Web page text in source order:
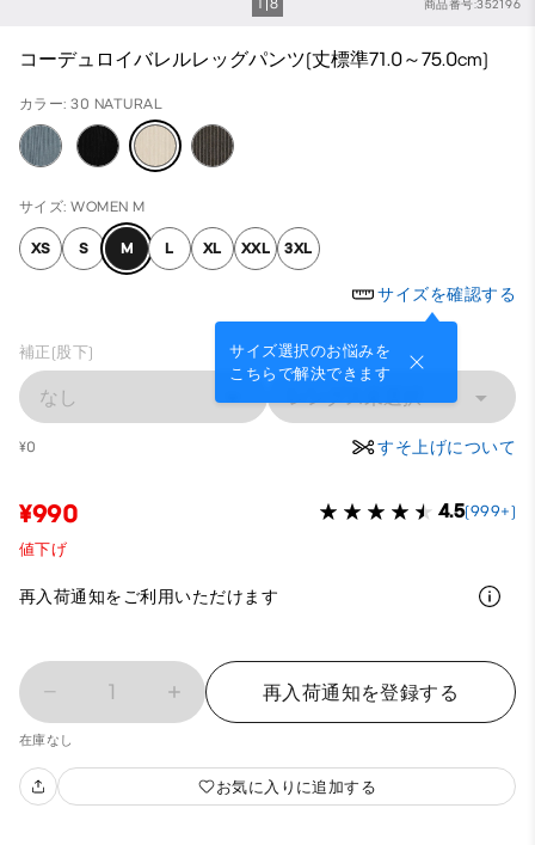
商品番号:352196
1 8
コーデュロイバレルレッグパンツ(丈標準71.0～75.0cm)
カラー: 30 NATURAL
サイズ: WOMEN M
XS S M L XL XXL 3XL
サイズを確認する
サイズ選択のお悩みを
こちらで解決できます
補正(股下)
なし レングス未選択
¥0 すそ上げについて
¥990 4.5(999+)
値下げ
再入荷通知をご利用いただけます
1 再入荷通知を登録する
在庫なし
お気に入りに追加する